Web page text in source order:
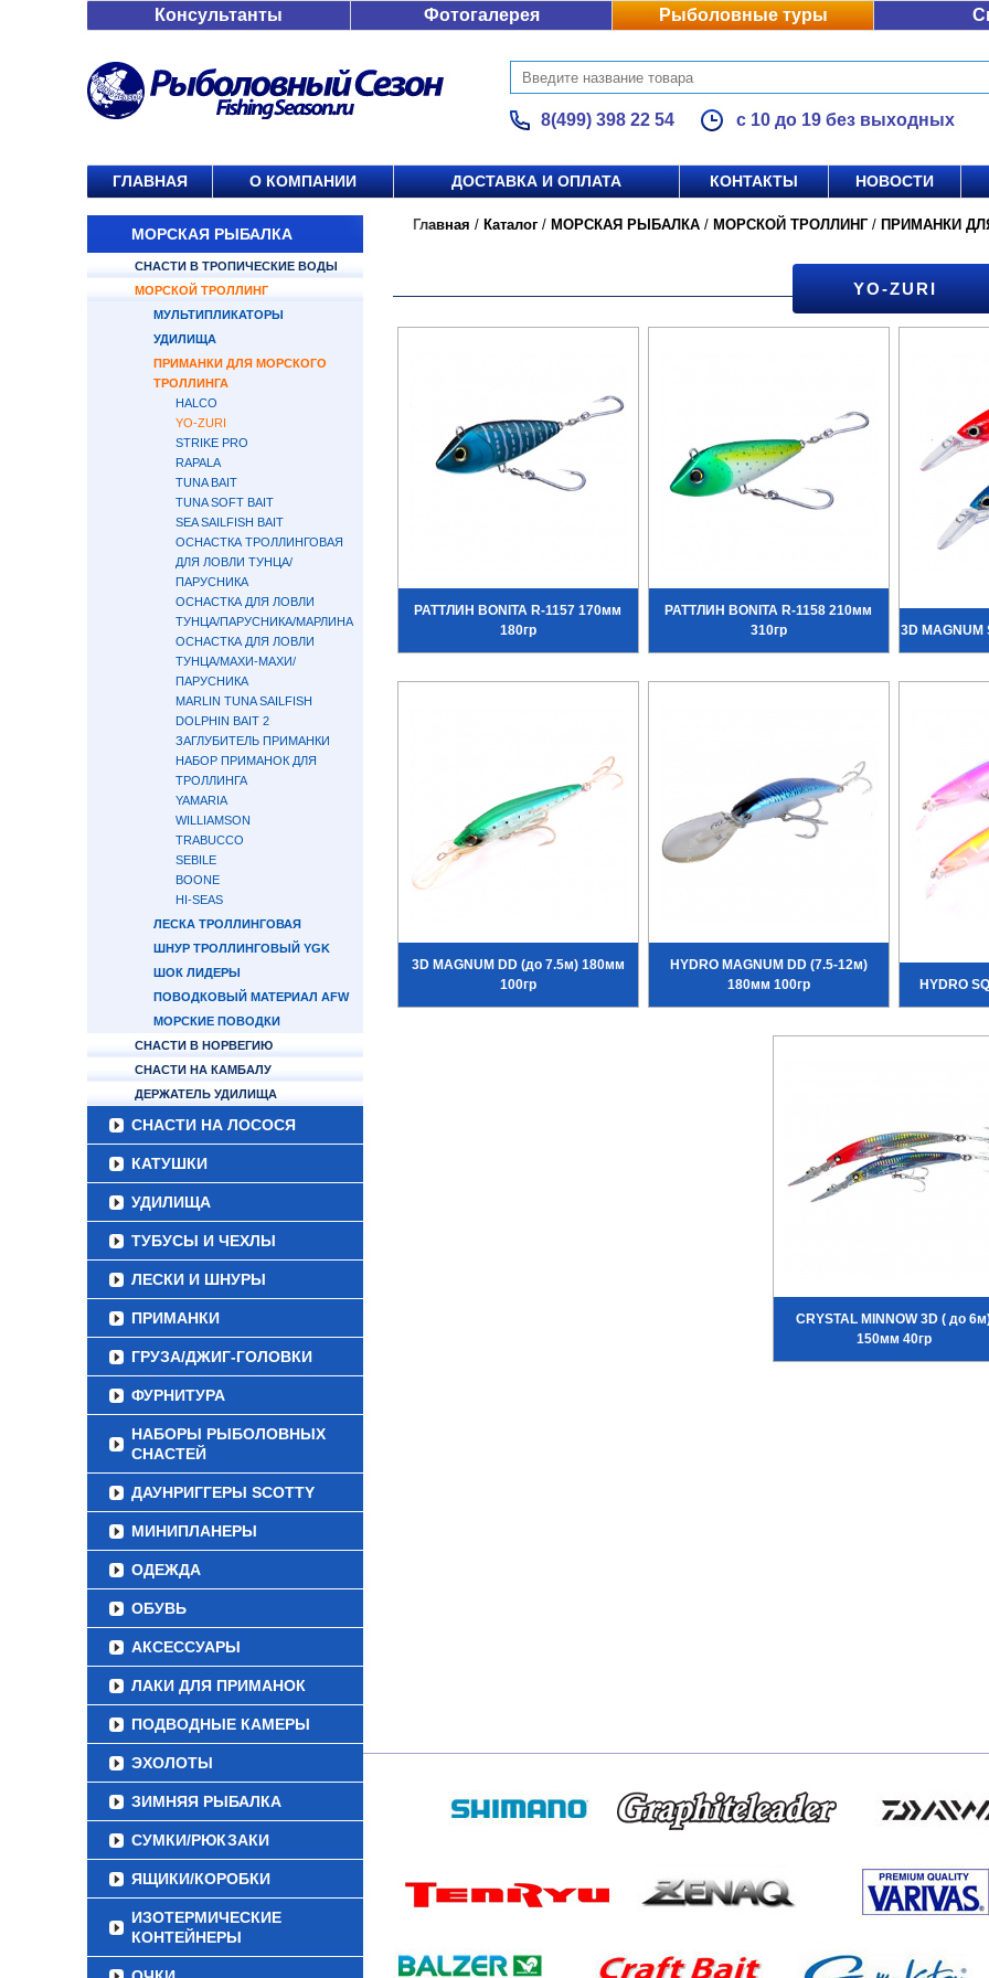
Консультанты Фотогалерея Рыболовные туры
8(499) 398 22 54 с 10 до 19 без выходных
ГЛАВНАЯ О КОМПАНИИ ДОСТАВКА И ОПЛАТА КОНТАКТЫ НОВОСТИ
МОРСКАЯ РЫБАЛКА
СНАСТИ В ТРОПИЧЕСКИЕ ВОДЫ
МОРСКОЙ ТРОЛЛИНГ
МУЛЬТИПЛИКАТОРЫ
УДИЛИЩА
ПРИМАНКИ ДЛЯ МОРСКОГО
ТРОЛЛИНГА
HALCO
YO-ZURI
STRIKE PRO
RAPALA
TUNA BAIT
TUNA SOFT BAIT
SEA SAILFISH BAIT
ОСНАСТКА ТРОЛЛИНГОВАЯ
ДЛЯ ЛОВЛИ ТУНЦА/
ПАРУСНИКА
ОСНАСТКА ДЛЯ ЛОВЛИ
ТУНЦА/ПАРУСНИКА/МАРЛИНА
ОСНАСТКА ДЛЯ ЛОВЛИ
ТУНЦА/МАХИ-МАХИ/
ПАРУСНИКА
MARLIN TUNA SAILFISH
DOLPHIN BAIT 2
ЗАГЛУБИТЕЛЬ ПРИМАНКИ
НАБОР ПРИМАНОК ДЛЯ
ТРОЛЛИНГА
YAMARIA
WILLIAMSON
TRABUCCO
SEBILE
BOONE
HI-SEAS
ЛЕСКА ТРОЛЛИНГОВАЯ
ШНУР ТРОЛЛИНГОВЫЙ YGK
ШОК ЛИДЕРЫ
ПОВОДКОВЫЙ МАТЕРИАЛ AFW
МОРСКИЕ ПОВОДКИ
СНАСТИ В НОРВЕГИЮ
СНАСТИ НА КАМБАЛУ
ДЕРЖАТЕЛЬ УДИЛИЩА
СНАСТИ НА ЛОСОСЯ
КАТУШКИ
УДИЛИЩА
ТУБУСЫ И ЧЕХЛЫ
ЛЕСКИ И ШНУРЫ
ПРИМАНКИ
ГРУЗА/ДЖИГ-ГОЛОВКИ
ФУРНИТУРА
НАБОРЫ РЫБОЛОВНЫХ
СНАСТЕЙ
ДАУНРИГГЕРЫ SCOTTY
МИНИПЛАНЕРЫ
ОДЕЖДА
ОБУВЬ
АКСЕССУАРЫ
ЛАКИ ДЛЯ ПРИМАНОК
ПОДВОДНЫЕ КАМЕРЫ
ЭХОЛОТЫ
ЗИМНЯЯ РЫБАЛКА
СУМКИ/РЮКЗАКИ
ЯЩИКИ/КОРОБКИ
ИЗОТЕРМИЧЕСКИЕ
КОНТЕЙНЕРЫ
Главная / Каталог / МОРСКАЯ РЫБАЛКА / МОРСКОЙ ТРОЛЛИНГ/ ПРИМАНКИ
YO-ZURI
РАТТЛИН BONITA R-1157 170мм
180гр
РАТТЛИН BONITA R-1158 210мм
310гр
3D MAGNUM
3D MAGNUM DD (до 7.5м) 180мм
100гр
HYDRO MAGNUM DD (7.5-12м)
180мм 100гр
HYDRO
CRYSTAL MINNOW 3D ( до
150мм 40гр